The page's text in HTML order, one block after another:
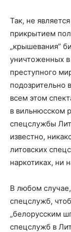
Так, не
прикрытием
„крышевания”
уничтоженных
преступного
подозрительно
всем этом
в вильнюсском
спецслужбы
известно,
литовских
наркотиках, ни
В любом
спецслужб,
„белорусским
спецслужб в